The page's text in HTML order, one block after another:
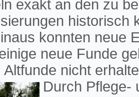
exakt an den zu
historisch
konnten neue
neue Funde
Altfunde nicht
Durch Pflege-